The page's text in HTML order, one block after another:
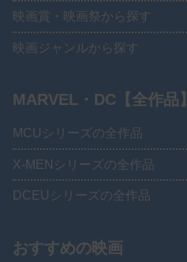
映画賞・映画祭から探す
映画ジャンルから探す
MARVEL・DC【全作品】
MCUシリーズの全作品
X-MENシリーズの全作品
DCEUシリーズの全作品
おすすめの映画